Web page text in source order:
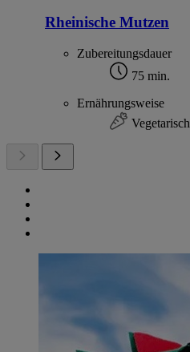
Rheinische Mutzen
Zubereitungsdauer
75 min.
Ernährungsweise
Vegetarisch